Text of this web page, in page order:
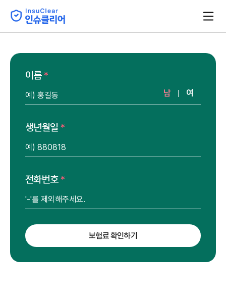
이름
남 여
생년월일
전화번호
보험료 확인하기